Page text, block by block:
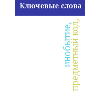
Ключевые слова
предметный код,
инобытие,